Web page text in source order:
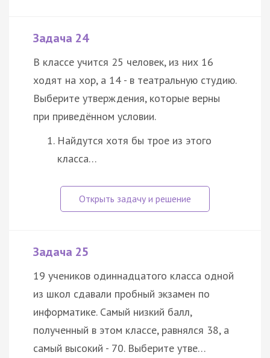
Задача 24
В классе учится 25 человек, из них 16
ходят на хор, а 14 - в театральную студию.
Выберите утверждения, которые верны
при приведённом условии.
Найдутся хотя бы трое из этого
класса…
Задача 25
19 учеников одиннадцатого класса одной
из школ сдавали пробный экзамен по
информатике. Самый низкий балл,
полученный в этом классе, равнялся 38, а
самый высокий - 70. Выберите утве…